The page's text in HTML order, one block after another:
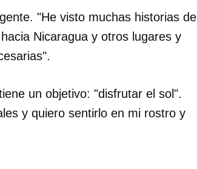
"He visto muchas historias de
Nicaragua y otros lugares y
un objetivo: "disfrutar el sol".
y quiero sentirlo en mi rostro y